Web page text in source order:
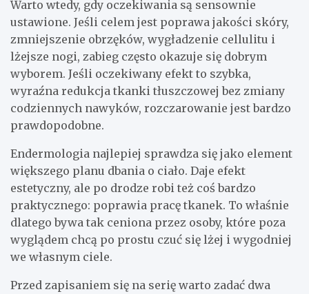
Warto wtedy, gdy oczekiwania są sensownie
ustawione. Jeśli celem jest poprawa jakości skóry,
zmniejszenie obrzęków, wygładzenie cellulitu i
lżejsze nogi, zabieg często okazuje się dobrym
wyborem. Jeśli oczekiwany efekt to szybka,
wyraźna redukcja tkanki tłuszczowej bez zmiany
codziennych nawyków, rozczarowanie jest bardzo
prawdopodobne.
Endermologia najlepiej sprawdza się jako element
większego planu dbania o ciało. Daje efekt
estetyczny, ale po drodze robi też coś bardzo
praktycznego: poprawia pracę tkanek. To właśnie
dlatego bywa tak ceniona przez osoby, które poza
wyglądem chcą po prostu czuć się lżej i wygodniej
we własnym ciele.
Przed zapisaniem się na serię warto zadać dwa